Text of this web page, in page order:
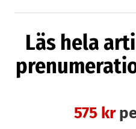
rykte.
– Stora delar av mitt
som hände och sedan
pris. Jag kände mig
Läs hela
575 kr